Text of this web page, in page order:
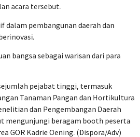
acara tersebut.
dalam pembangunan daerah dan
bangsa sebagai warisan dari para
pejabat tinggi, termasuk
Tanaman Pangan dan Hortikultura
dan Pengembangan Daerah
mengunjungi beragam booth peserta
GOR Kadrie Oening. (Dispora/Adv)